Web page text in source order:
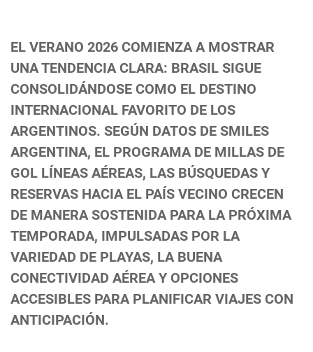
EL VERANO 2026 COMIENZA A MOSTRAR
UNA TENDENCIA CLARA: BRASIL SIGUE
CONSOLIDÁNDOSE COMO EL DESTINO
INTERNACIONAL FAVORITO DE LOS
ARGENTINOS. SEGÚN DATOS DE SMILES
ARGENTINA, EL PROGRAMA DE MILLAS DE
GOL LÍNEAS AÉREAS, LAS BÚSQUEDAS Y
RESERVAS HACIA EL PAÍS VECINO CRECEN
DE MANERA SOSTENIDA PARA LA PRÓXIMA
TEMPORADA, IMPULSADAS POR LA
VARIEDAD DE PLAYAS, LA BUENA
CONECTIVIDAD AÉREA Y OPCIONES
ACCESIBLES PARA PLANIFICAR VIAJES CON
ANTICIPACIÓN.